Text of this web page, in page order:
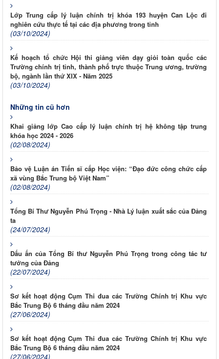
Lớp Trung cấp lý luận chính trị khóa 193 huyện Can Lộc đi
nghiên cứu thực tế tại các địa phương trong tỉnh
(03/10/2024)
Kế hoạch tổ chức Hội thi giảng viên dạy giỏi toàn quốc các
Trường chính trị tỉnh, thành phố trực thuộc Trung ương, trường
bộ, ngành lần thứ XIX - Năm 2025
(03/10/2024)
Những tin cũ hơn
Khai giảng lớp Cao cấp lý luận chính trị hệ không tập trung
khóa học 2024 - 2026
(02/08/2024)
Bảo vệ Luận án Tiến sĩ cấp Học viện: “Đạo đức công chức cấp
xã vùng Bắc Trung bộ Việt Nam”
(02/08/2024)
Tổng Bí Thư Nguyễn Phú Trọng - Nhà Lý luận xuất sắc của Đảng
ta
(24/07/2024)
Dấu ấn của Tổng Bí thư Nguyễn Phú Trọng trong công tác tư
tưởng của Đảng
(22/07/2024)
Sơ kết hoạt động Cụm Thi đua các Trường Chính trị Khu vực
Bắc Trung Bộ 6 tháng đầu năm 2024
(27/06/2024)
Sơ kết hoạt động Cụm Thi đua các Trường Chính trị Khu vực
Bắc Trung Bộ 6 tháng đầu năm 2024
(27/06/2024)